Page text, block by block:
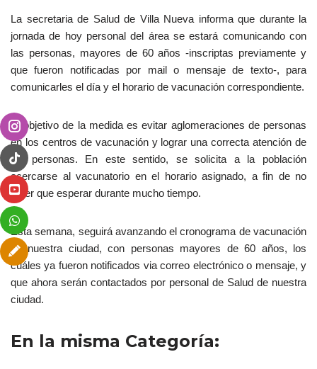
La secretaria de Salud de Villa Nueva informa que durante la
jornada de hoy personal del área se estará comunicando con
las personas, mayores de 60 años -inscriptas previamente y
que fueron notificadas por mail o mensaje de texto-, para
comunicarles el día y el horario de vacunación correspondiente.
El objetivo de la medida es evitar aglomeraciones de personas
en los centros de vacunación y lograr una correcta atención de
las personas. En este sentido, se solicita a la población
acercarse al vacunatorio en el horario asignado, a fin de no
tener que esperar durante mucho tiempo.
Esta semana, seguirá avanzando el cronograma de vacunación
en nuestra ciudad, con personas mayores de 60 años, los
cuáles ya fueron notificados via correo electrónico o mensaje, y
que ahora serán contactados por personal de Salud de nuestra
ciudad.
En la misma Categoría: